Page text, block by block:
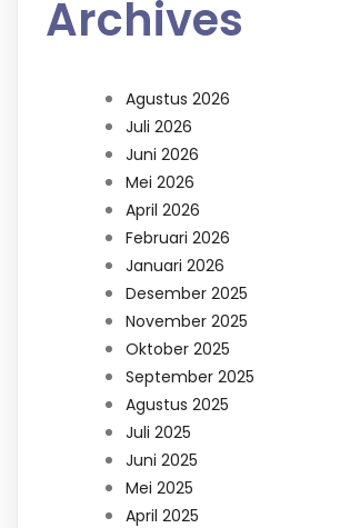
Archives
Agustus 2026
Juli 2026
Juni 2026
Mei 2026
April 2026
Februari 2026
Januari 2026
Desember 2025
November 2025
Oktober 2025
September 2025
Agustus 2025
Juli 2025
Juni 2025
Mei 2025
April 2025